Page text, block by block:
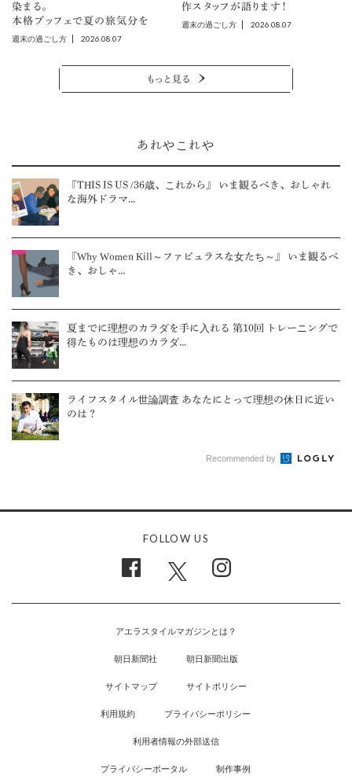
染まる。
本格ブッフェで夏の旅気分を
週末の過ごし方 2026.08.07
作スタッフが語ります！
週末の過ごし方 2026.08.07
もっと見る
あれやこれや
『THIS IS US /36歳、これから』 いま観るべき、おしゃれ
な海外ドラマ...
『Why Women Kill～ファビュラスな女たち～』 いま観るべ
き、おしゃ...
夏までに理想のカラダを手に入れる 第10回 トレーニングで
得たものは理想のカラダ...
ライフスタイル世論調査 あなたにとって理想の休日に近い
のは？
Recommended by
FOLLOW US
アエラスタイルマガジンとは？
朝日新聞社 朝日新聞出版
サイトマップ サイトポリシー
利用規約 プライバシーポリシー
利用者情報の外部送信
プライバシーポータル 制作事例